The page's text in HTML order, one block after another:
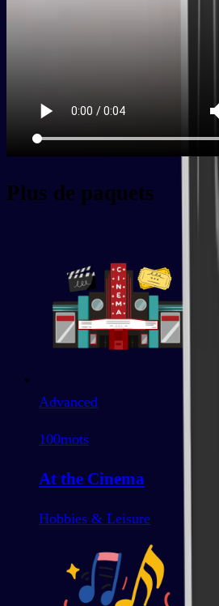
Plus de paquets
Advanced
100mots
At the Cinema
Hobbies & Leisure